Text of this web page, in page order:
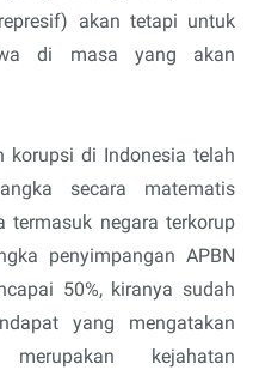
akan tetapi untuk
di masa yang akan
korupsi di Indonesia telah
secara matematis
termasuk negara terkorup
penyimpangan APBN
50%, kiranya sudah
yang mengatakan
kejahatan